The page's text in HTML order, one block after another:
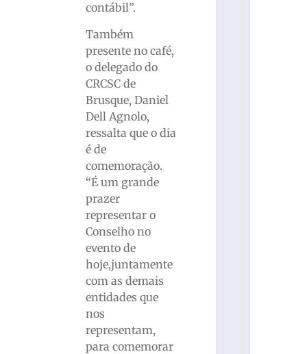
contábil”.
Também
presente no café,
o delegado do
CRCSC de
Brusque, Daniel
Dell Agnolo,
ressalta que o dia
é de
comemoração.
“É um grande
prazer
representar o
Conselho no
evento de
hoje,juntamente
com as demais
entidades que
nos
representam,
para comemorar